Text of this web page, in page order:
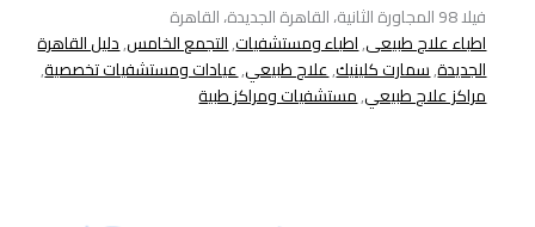
فيلا 98 المجاورة الثانية، القاهرة الجديدة، القاهرة
اطباء علاج طبيعى,اطباء ومستشفيات,التجمع الخامس,دليل القاهرة
الجديدة,سمارت كلينيك,علاج طبيعي,عيادات ومستشفيات تخصصية,
مراكز علاج طبيعي,مستشفيات ومراكز طبية